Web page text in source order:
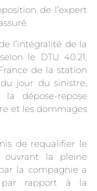
de l’expert
l’intégralité de la
le DTU 40.21,
de la station
jour du sinistre,
dépose-repose
et les dommages
de requalifier le
ouvrant la pleine
la compagnie a
par rapport à la